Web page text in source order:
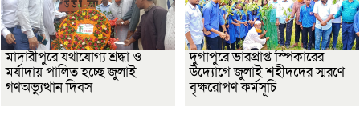
মাদারীপুরে যথাযোগ্য শ্রদ্ধা ও
মর্যাদায় পালিত হচ্ছে জুলাই
গণঅভ্যুত্থান দিবস
দুর্গাপুরে ভারপ্রাপ্ত স্পিকারের
উদ্যোগে জুলাই শহীদদের স্মরণে
বৃক্ষরোপণ কর্মসূচি